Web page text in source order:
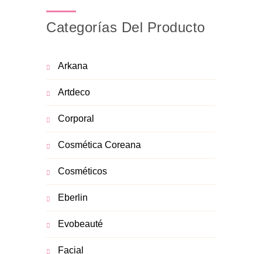
Categorías Del Producto
Arkana
Artdeco
Corporal
Cosmética Coreana
Cosméticos
Eberlin
Evobeauté
Facial